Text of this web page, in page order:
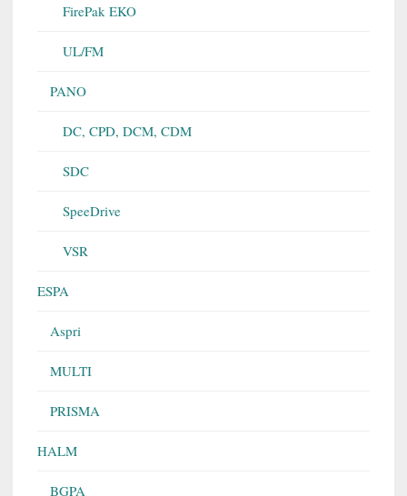
FirePak EKO
UL/FM
PANO
DC, CPD, DCM, CDM
SDC
SpeeDrive
VSR
ESPA
Aspri
MULTI
PRISMA
HALM
BGPA